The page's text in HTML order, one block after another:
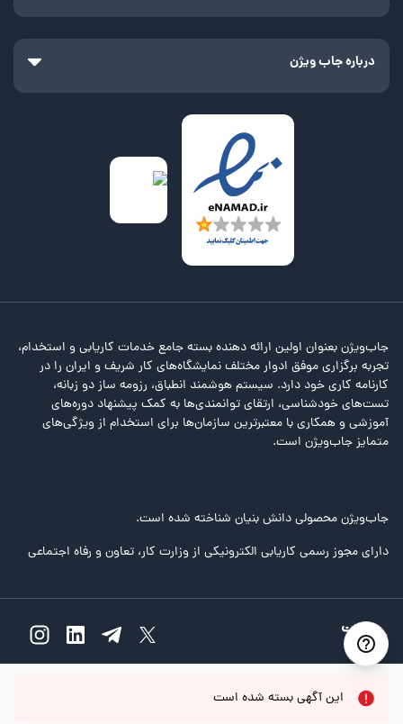
این آگهی بسته شده است
درباره جاب ویژن
جاب‌ویژن بعنوان اولین ارائه دهنده بسته جامع خدمات کاریابی و استخدام،
تجربه برگزاری موفق ادوار مختلف نمایشگاه‌های کار شریف و ایران را در
کارنامه کاری خود دارد. سیستم هوشمند انطباق، رزومه ساز دو زبانه،
تست‌های خودشناسی، ارتقای توانمندی‌ها به کمک پیشنهاد دوره‌های
آموزشی و همکاری با معتبرترین سازمان‌ها برای استخدام از ویژگی‌های
متمایز جاب‌ویژن است.
جاب‌ویژن محصولی دانش بنیان شناخته شده است.
دارای مجوز رسمی کاریابی الکترونیکی از وزارت کار، تعاون و رفاه اجتماعی